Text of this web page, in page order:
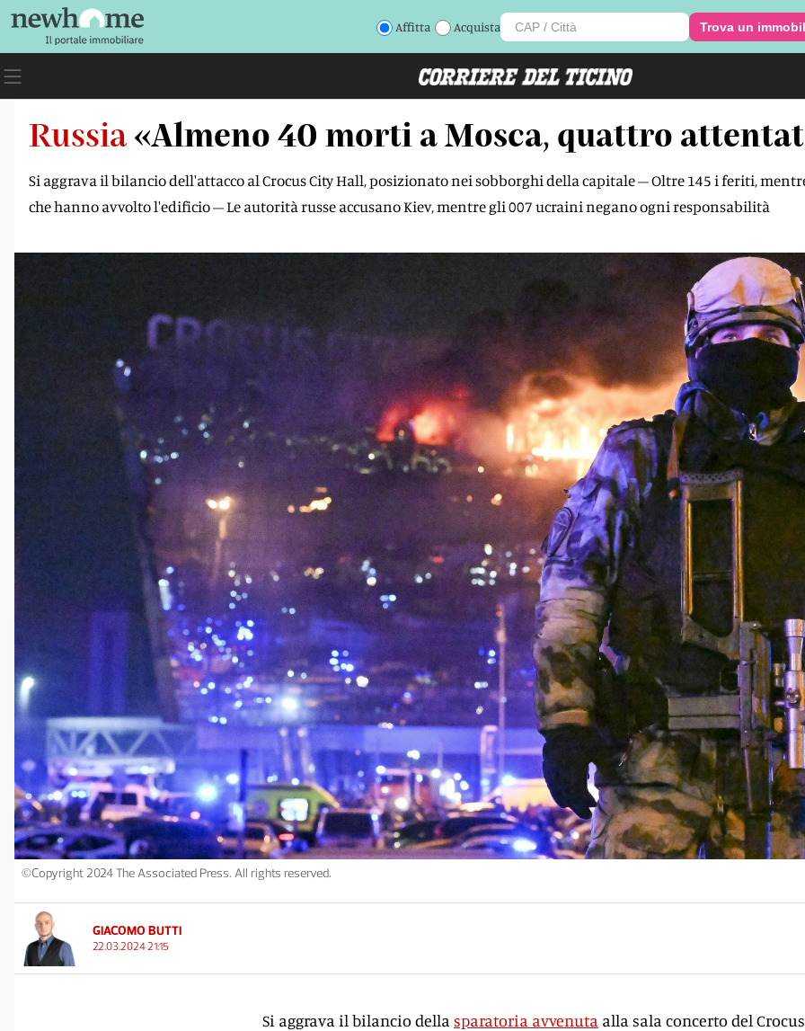
Affitta Acquista Trova un
Russia «Almeno 40 morti a Mosca, quattro
Si aggrava il bilancio dell'attacco al Crocus City Hall, posizionato nei sobborghi della capitale – Oltre 145 i feriti,
che hanno avvolto l'edificio – Le autorità russe accusano Kiev, mentre gli 007 ucraini negano ogni responsabilità
©Copyright 2024 The Associated Press. All rights reserved.
GIACOMO BUTTI
22.03.2024 21:15
Si aggrava il bilancio della sparatoria avvenuta alla sala concerto del